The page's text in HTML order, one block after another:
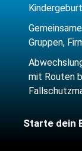
Gruppen,
mit Routen
Starte dein